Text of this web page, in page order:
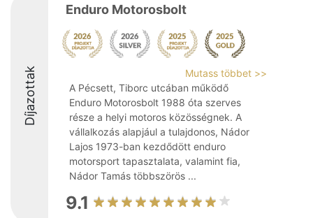
Díjazottak
Enduro Motorosbolt
Mutass többet >>
A Pécsett, Tiborc utcában működő
Enduro Motorosbolt 1988 óta szerves
része a helyi motoros közösségnek. A
vállalkozás alapjául a tulajdonos, Nádor
Lajos 1973-ban kezdődött enduro
motorsport tapasztalata, valamint fia,
Nádor Tamás többszörös ...
9.1